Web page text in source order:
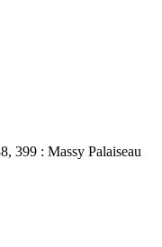
399 : Massy Palaiseau